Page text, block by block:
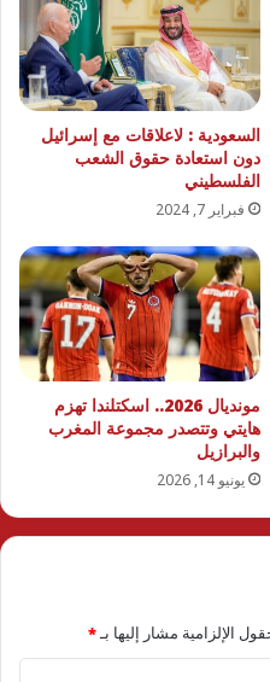
السعودية : لاعلاقات مع إسرائيل
دون استعادة حقوق الشعب
الفلسطيني
فبراير 7, 2024
مونديال 2026.. اسكتلندا تهزم
هايتي وتتصدر مجموعة المغرب
والبرازيل
يونيو 14, 2026
الإلزامية مشار إليها بـ*